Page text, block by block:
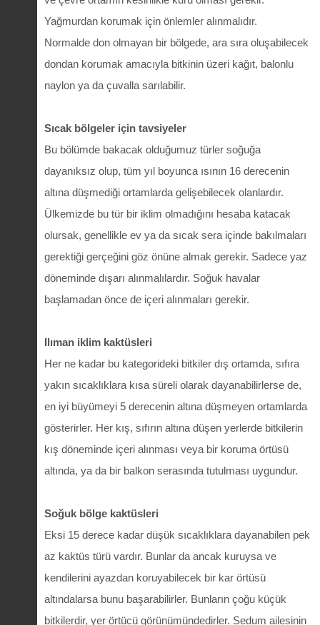
Yağmurdan korumak için önlemler alınmalıdır.
Normalde don olmayan bir bölgede, ara sıra oluşabilecek
dondan korumak amacıyla bitkinin üzeri kağıt, balonlu
naylon ya da çuvalla sarılabilir.
Sıcak bölgeler için tavsiyeler
Bu bölümde bakacak olduğumuz türler soğuğa
dayanıksız olup, tüm yıl boyunca ısının 16 derecenin
altına düşmediği ortamlarda gelişebilecek olanlardır.
Ülkemizde bu tür bir iklim olmadığını hesaba katacak
olursak, genellikle ev ya da sıcak sera içinde bakılmaları
gerektiği gerçeğini göz önüne almak gerekir. Sadece yaz
döneminde dışarı alınmalılardır. Soğuk havalar
başlamadan önce de içeri alınmaları gerekir.
Ilıman iklim kaktüsleri
Her ne kadar bu kategorideki bitkiler dış ortamda, sıfıra
yakın sıcaklıklara kısa süreli olarak dayanabilirlerse de,
en iyi büyümeyi 5 derecenin altına düşmeyen ortamlarda
gösterirler. Her kış, sıfırın altına düşen yerlerde bitkilerin
kış döneminde içeri alınması veya bir koruma örtüsü
altında, ya da bir balkon serasında tutulması uygundur.
Soğuk bölge kaktüsleri
Eksi 15 derece kadar düşük sıcaklıklara dayanabilen pek
az kaktüs türü vardır. Bunlar da ancak kuruysa ve
kendilerini ayazdan koruyabilecek bir kar örtüsü
altındalarsa bunu başarabilirler. Bunların çoğu küçük
bitkilerdir, yer örtücü görünümündedirler. Sedum ailesinin